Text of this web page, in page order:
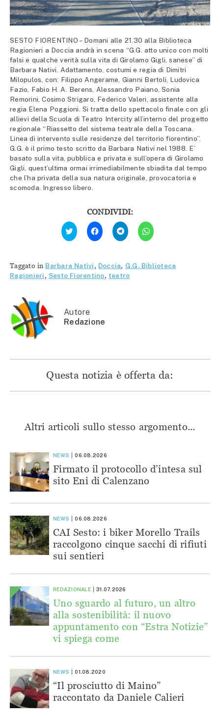
SESTO FIORENTINO – Domani alle 21.30 alla Biblioteca
Ragionieri a Doccia andrà in scena “G.G. atto unico con molti
falsi e qualche verità sulla vita di Girolamo Gigli, sanese” di
Barbara Nativi. Adattamento, costumi e regia di Dimitri
Milopulos, con: Filippo Angerame, Gianni Bertoli, Ludovica
Fazio, Fabio H. A. Berens, Alessandro Paiano, Sonia
Remorini, Cosimo Strigaro, Federico Valeri, assistente alla
regia Elena Poggioni. Si tratta dello spettacolo finale con gli
allievi della Scuola di Teatro Intercity all’interno del progetto
regionale “Riassetto del sistema teatrale della Toscana.
Linea di intervento sulle residenze del territorio fiorentino”.
G.G. è il primo testo scritto da Barbara Nativi nel 1988. E’
basato sulla vita, pubblica e privata e sull’opera di Girolamo
Gigli, quest’ultima ormai irrimediabilmente sbiadita dal tempo
che l’ha privata della sua natura originale, provocatoria e
scomoda. Ingresso libero.
CONDIVIDI:
Fai
clic
qui
Twitter
(Si
apre
in
Fai
clic
per
condividere
(Si
apre
in
una
Fai
clic
per
condividere
(Si
apre
in
una
Fai
clic
per
(Si
apre
Taggato in Barbara Nativi, Doccia, G.G. Biblioteca
Ragionieri, Sesto Fiorentino, teatro
Autore
Redazione
Questa notizia è offerta da:
Altri articoli sullo stesso argomento...
NEWS 06.08.2026
Firmato il protocollo d’intesa sul
sito Eni di Calenzano
NEWS 06.08.2026
CAI Sesto: i biker Morello Trails
raccolgono cinque sacchi di rifiuti
sui sentieri
REDAZIONALE 31.07.2026
Uno sguardo al futuro, un altro
alla sostenibilità: il nuovo
appuntamento con “Estra Notizie”
vi spiega come
NEWS 01.08.2020
“Il prosciutto di Maino”
raccontato da Daniele Calieri